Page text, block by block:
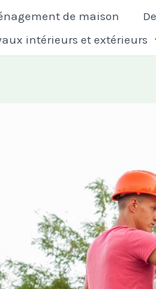
de maison
intérieurs et extérieurs